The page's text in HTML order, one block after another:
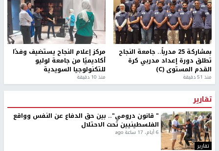
بمشاركة 25 مدرباً.. جامعة النجاح
تطلق دورة إعداد مدربي كرة
القدم المستوى (C)
منذ 51 دقيقة
مركز إعلام النجاح يستضيف وفدًا
أكاديميًا من جامعة لوليو
للتكنولوجيا السويدية
منذ 10 دقيقة
تقارير
تقارير
" قانون درومي".. بين حق الدفاع عن النفس وواقع
الفلسطينيين تحت الاحتلال
6 أيام، 17 ساعة ago